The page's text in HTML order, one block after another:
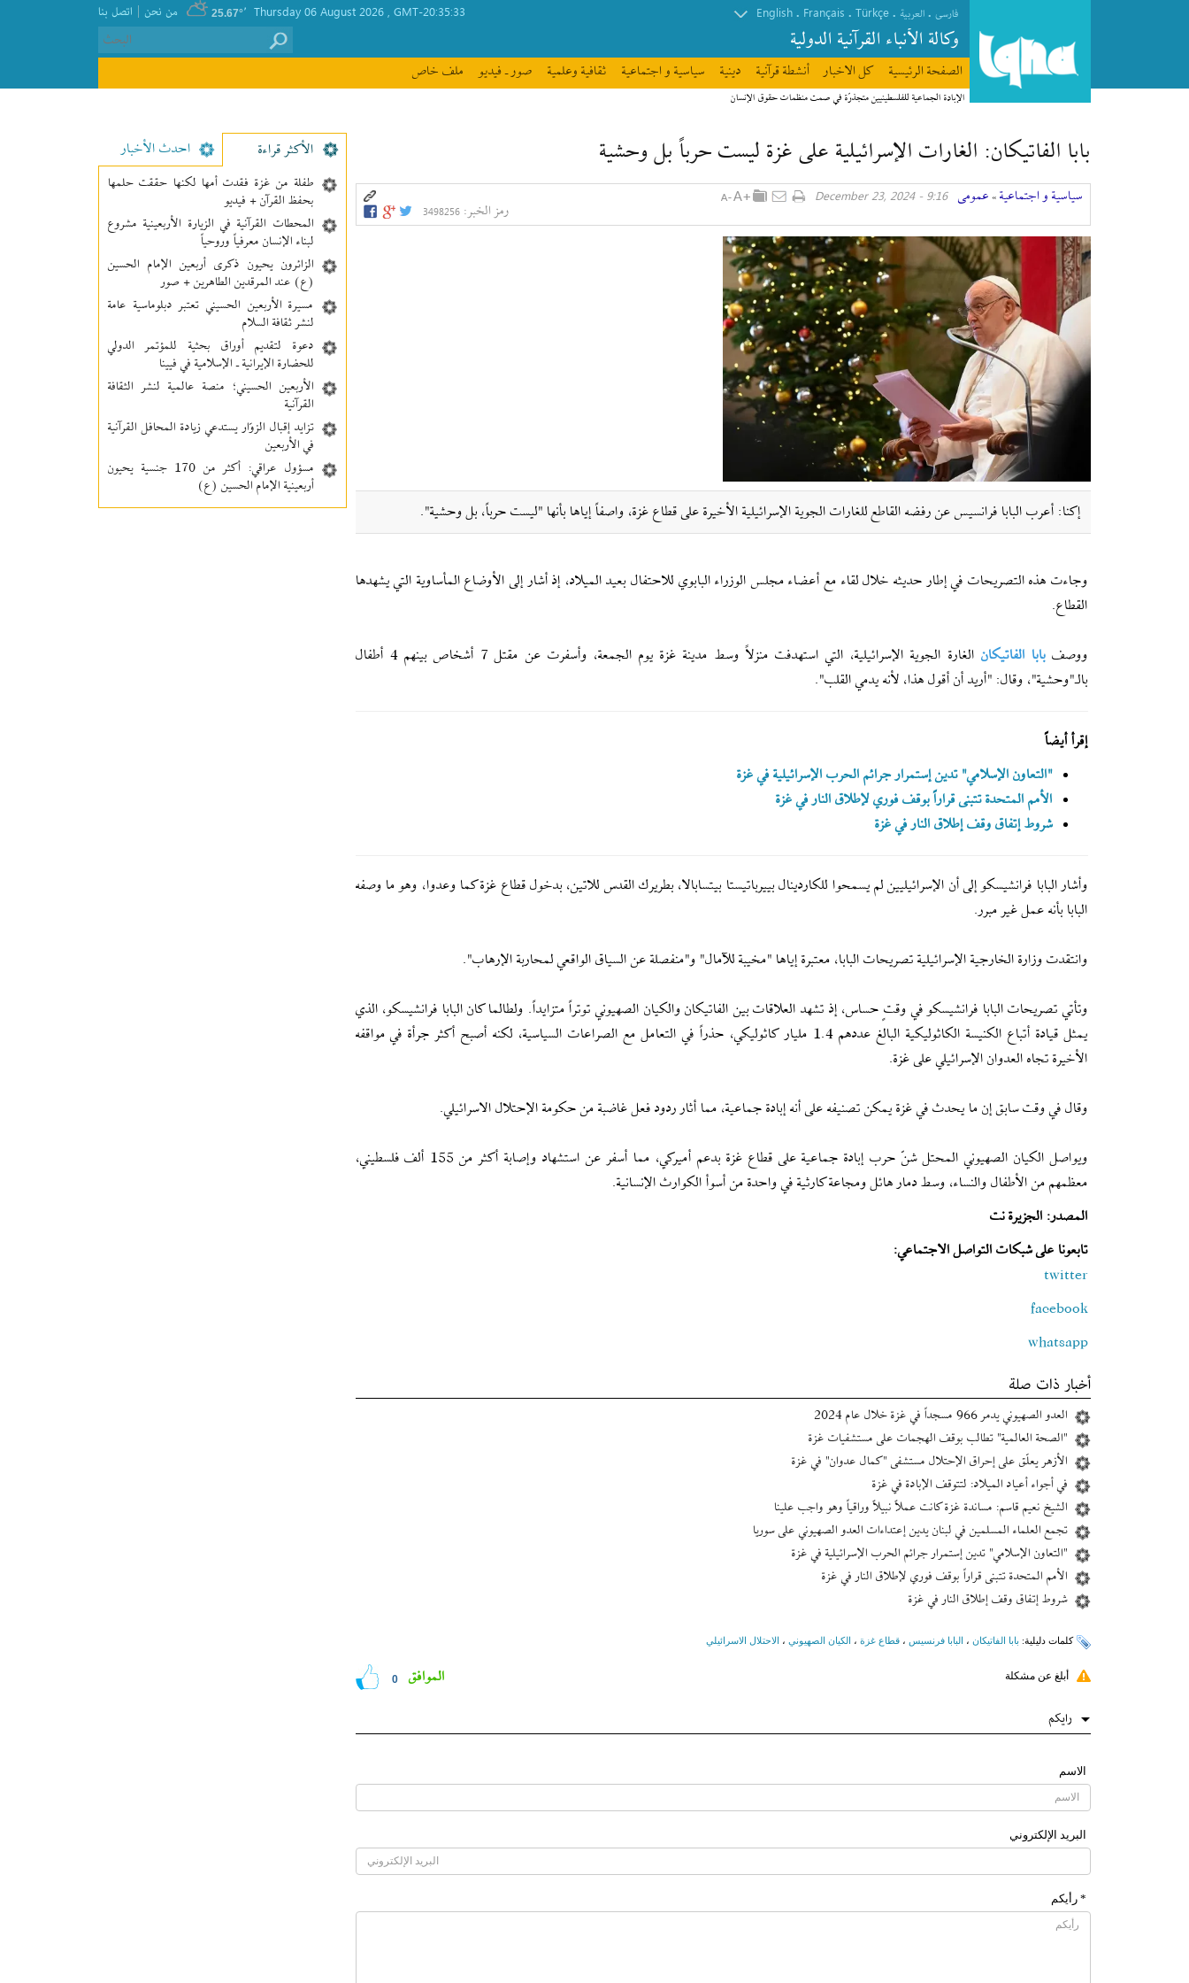
فارسی . العربیة .
Türkçe
.
Français
.
English
وکالة الأنباء القرآنیة الدولیة
اتصل بنا | من نحن GMT-20:35:33
25.67°
الصفحة الرئیسیة كل الاخبار أنشطة قرآنیة دينية سیاسیة و اجتماعیة ثقافیة وعلمیة صور ـ فيديو ملف خاص
الإبادة الجماعية للفلسطينيين متجذرّة في صمت منظمات حقوق الإنسان
بابا الفاتيكان: الغارات الإسرائيلية على غزة ليست حرباً بل وحشية
سیاسیة و اجتماعیة » عمومی 9:16 - December 23, 2024
رمز الخبر:3498256
إکنا: أعرب البابا فرانسيس عن رفضه القاطع للغارات الجوية الإسرائيلية الأخيرة على قطاع غزة، واصفاً إياها بأنها "ليست حرباً، بل وحشية".
وجاءت هذه التصريحات في إطار حديثه خلال لقاء مع أعضاء مجلس الوزراء البابوي للاحتفال بعيد الميلاد، إذ أشار إلى الأوضاع المأساوية التي يشهدها
القطاع.
ووصفبابا الفاتيكان
الغارة الجوية الإسرائيلية، التي استهدفت منزلاً وسط مدينة غزة يوم الجمعة، وأسفرت عن مقتل 7 أشخاص بينهم 4 أطفال
بالـ"وحشية"، وقال: "أريد أن أقول هذا، لأنه يدمي القلب".
إقرأ أيضاً
"التعاون الإسلامي" تدين إستمرار جرائم الحرب الإسرائيلية في غزة
الأمم المتحدة تتبنى قراراً بوقف فوري لإطلاق النار في غزة
شروط إتفاق وقف إطلاق النار في غزة
وأشار البابا فرانشيسكو إلى أن الإسرائيليين لم يسمحوا للكاردينال بييرباتيستا بيتسابالا، بطريرك القدس للاتين، بدخول قطاع غزة كما وعدوا، وهو ما وصفه
البابا بأنه عمل غير مبرر.
وانتقدت وزارة الخارجية الإسرائيلية تصريحات البابا، معتبرة إياها "مخيبة للآمال" و"منفصلة عن السياق الواقعي لمحاربة الإرهاب".
وتأتي تصريحات البابا فرانشيسكو في وقتٍ حساس، إذ تشهد العلاقات بين الفاتيكان والكيان الصهيوني توتراً متزايداً. ولطالما كان البابا فرانشيسكو، الذي
يمثل قيادة أتباع الكنيسة الكاثوليكية البالغ عددهم 1.4 مليار كاثوليكي، حذراً في التعامل مع الصراعات السياسية، لكنه أصبح أكثر جرأة في مواقفه
الأخيرة تجاه العدوان الإسرائيلي على غزة.
وقال في وقت سابق إن ما يحدث في غزة يمكن تصنيفه على أنه إبادة جماعية، مما أثار ردود فعل غاضبة من حكومة الإحتلال الاسرائيلي.
ويواصل الكيان الصهيوني المحتل شنّ حرب إبادة جماعية على قطاع غزة بدعم أميركي، مما أسفر عن استشهاد وإصابة أكثر من 155 ألف فلسطيني،
معظمهم من الأطفال والنساء، وسط دمار هائل ومجاعة كارثية في واحدة من أسوأ الكوارث الإنسانية.
المصدر: الجزيرة نت
تابعونا على شبكات التواصل الاجتماعي:
twitter
facebook
whatsapp
أخبار ذات صلة
العدو الصهيوني يدمر 966 مسجداً في غزة خلال عام 2024
"الصحة العالمية" تطالب بوقف الهجمات على مستشفيات غزة
الأزهر يعلّق على إحراق الإحتلال مستشفى "كمال عدوان" في غزة
في أجواء أعياد الميلاد: لتتوقف الإبادة في غزة
الشيخ نعيم قاسم: ‫مساندة غزة كانت عملاً نبيلاً وراقياً وهو واجب ‫علينا
تجمع العلماء المسلمين في لبنان يدين إعتداءات العدو الصهيوني على سوريا
"التعاون الإسلامي" تدين إستمرار جرائم الحرب الإسرائيلية في غزة
الأمم المتحدة تتبنى قراراً بوقف فوري لإطلاق النار في غزة
شروط إتفاق وقف إطلاق النار في غزة
کلمات دلیلیة: بابا الفاتیکان ، البابا فرنسیس ، قطاع غزة ، الكيان الصهيوني ، الاحتلال الاسرائيلي
أبلغ عن مشكلة 0 الموافق
رایکم
الاسم
البرید الإلکتروني
* رأیکم
الأکثر قراءة احدث الأخبار
طفلة من غزة فقدت أمها لكنها حققت حلمها
بحفظ القرآن + فيديو
المحطات القرآنية في الزيارة الأربعينية مشروع
لبناء الإنسان معرفیاً وروحياً
الزائرون يحيون ذكرى أربعين الإمام الحسين
(ع) عند المرقدين الطاهرين + صور
مسيرة الأربعين الحسيني تعتبر دبلوماسية عامة
لنشر ثقافة السلام
دعوة لتقديم أوراق بحثية للمؤتمر الدولي
للحضارة الإيرانية ـ الإسلامية في فيينا
الأربعين الحسيني؛ منصة عالمية لنشر الثقافة
القرآنية
تزايد إقبال الزوّار يستدعي زيادة المحافل القرآنية
في الأربعين
مسؤول عراقي: أكثر من 170 جنسية يحيون
أربعينية الإمام الحسين (ع)